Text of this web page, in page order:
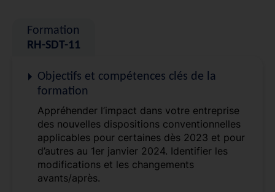
Formation
RH-SDT-11
Objectifs et compétences clés de la
formation
Appréhender l’impact dans votre entreprise
des nouvelles dispositions conventionnelles
applicables pour certaines dès 2023 et pour
d’autres au 1er janvier 2024. Identifier les
modifications et les changements
avants/après.